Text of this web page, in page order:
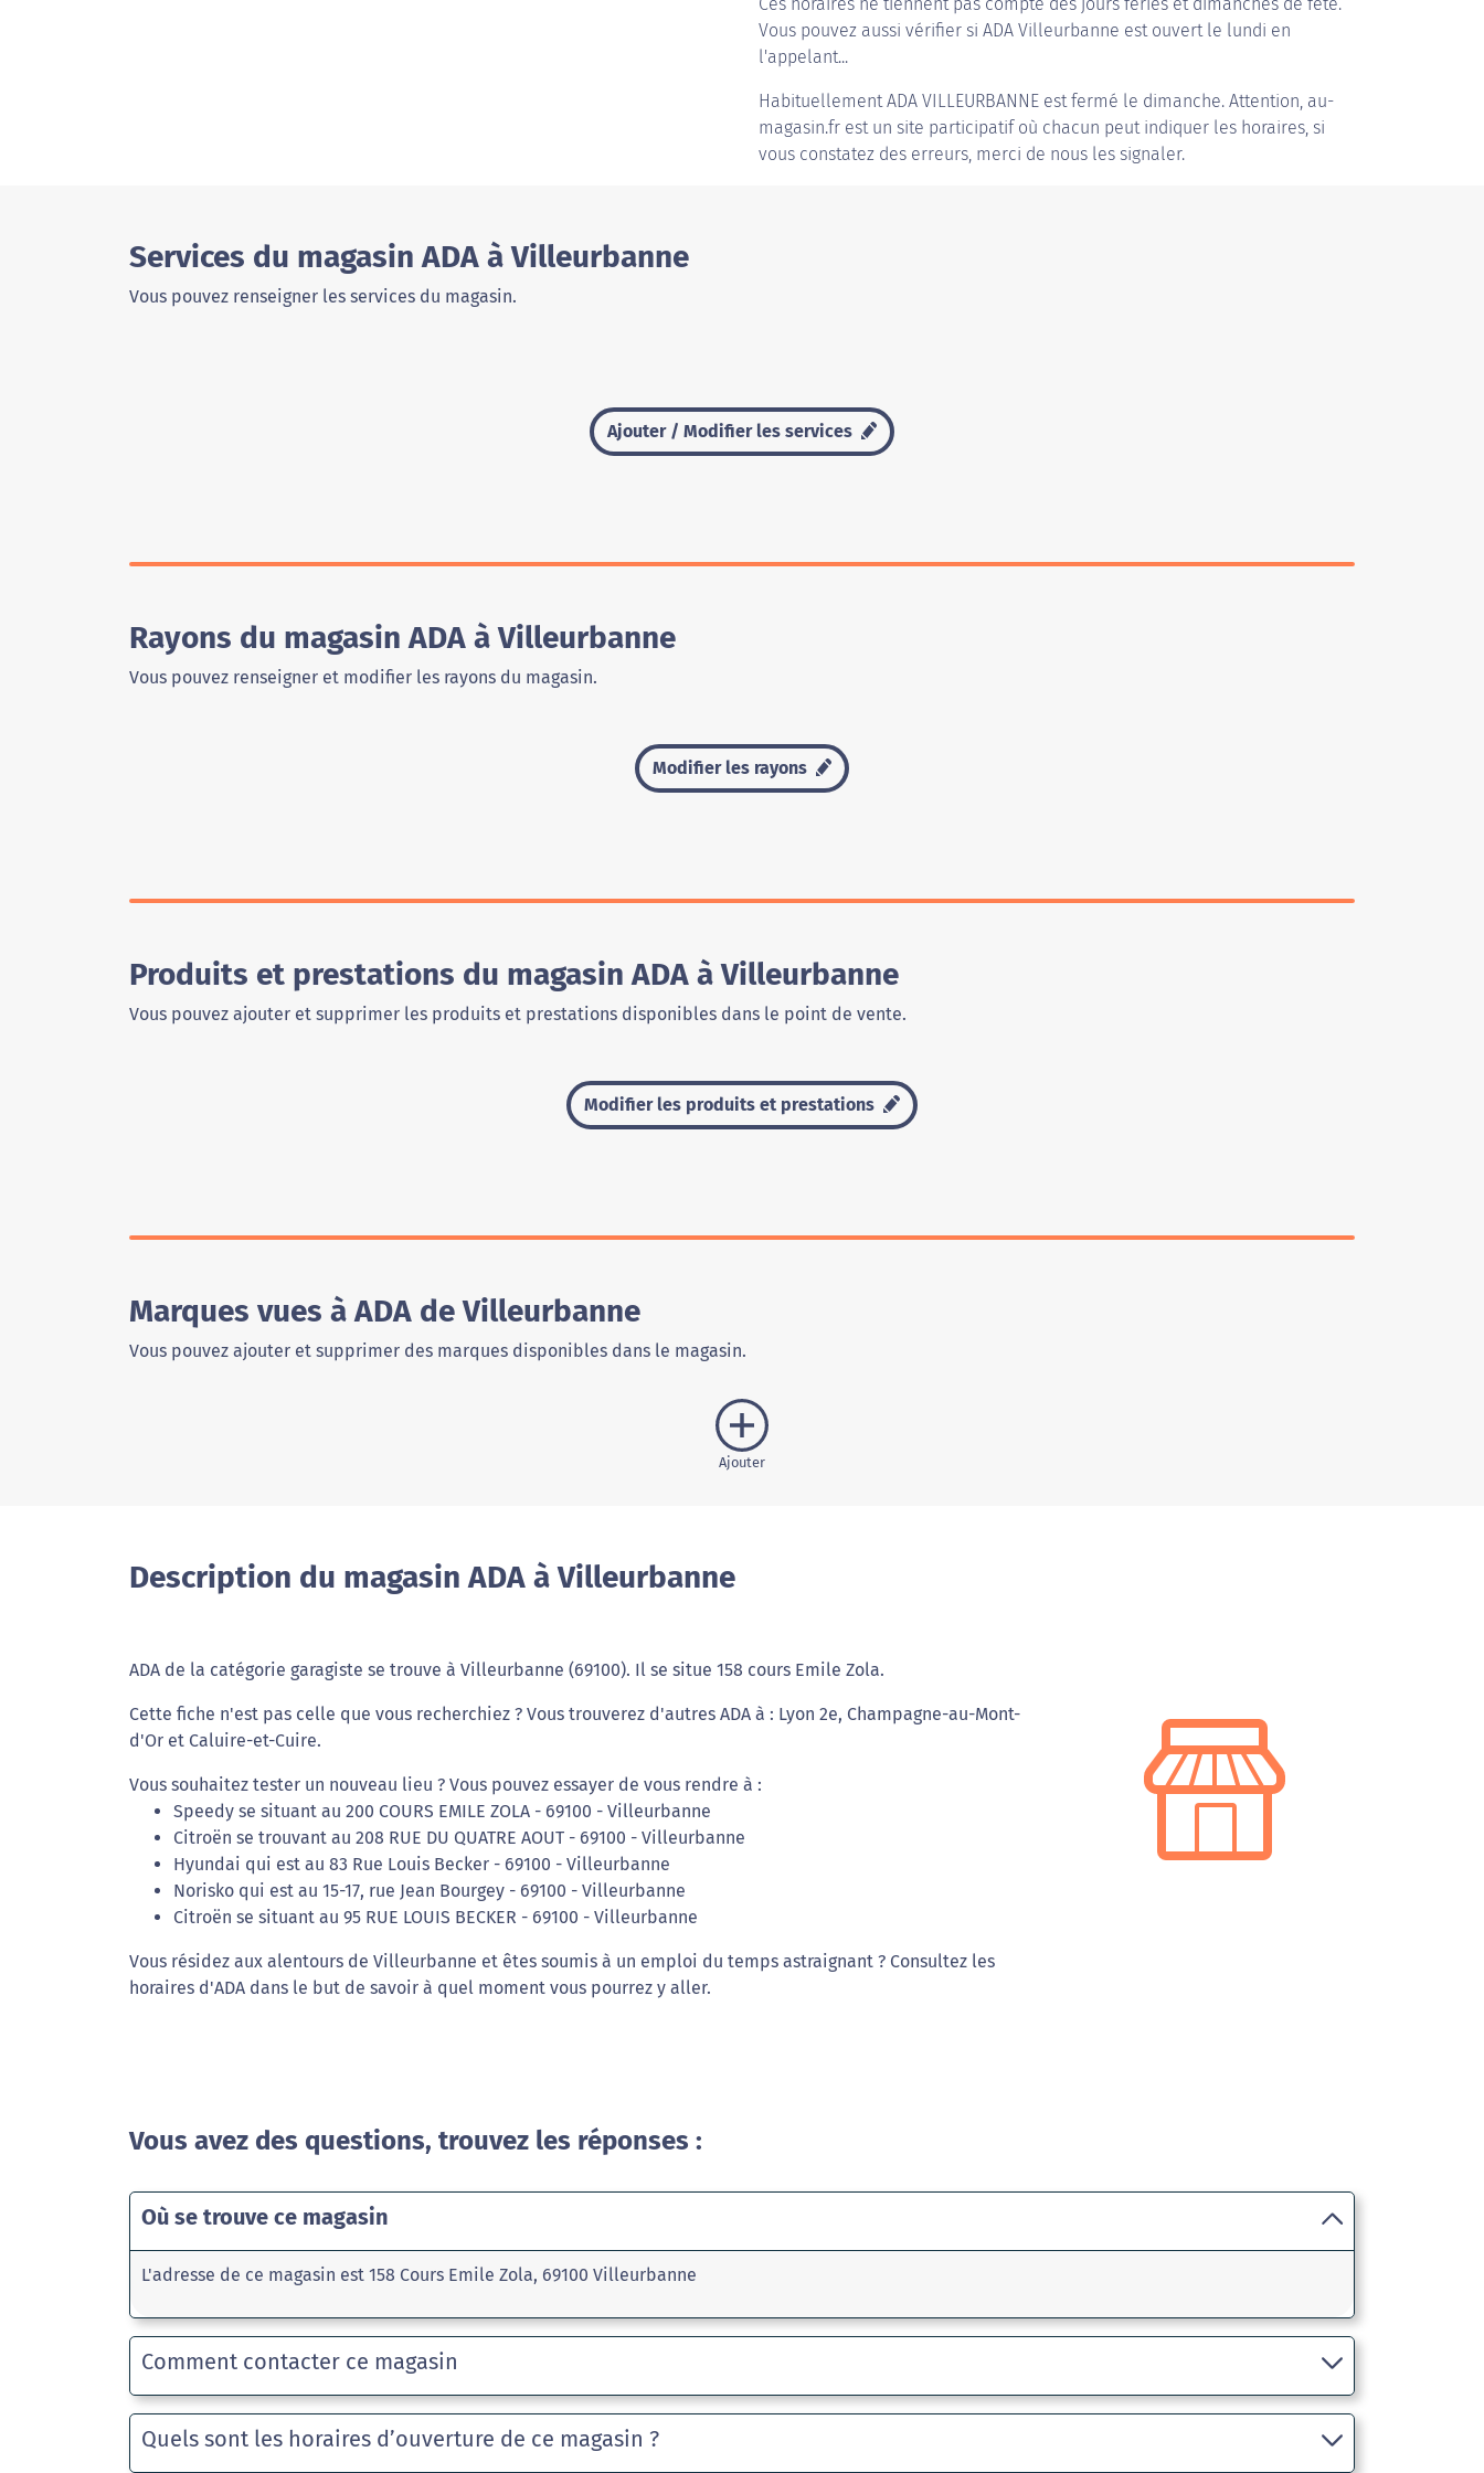
Vous pouvez aussi vérifier si ADA Villeurbanne est ouvert le lundi en
l'appelant...
HabituellementADA VILLEURBANNE est fermé le dimanche. Attention, au-
magasin.fr est un site participatif où chacun peut indiquer les horaires, si
vous constatez des erreurs, merci de nous les signaler.
Services du magasin ADA à Villeurbanne
Vous pouvez renseigner les services du magasin.
Ajouter / Modifier les services
Rayons du magasin ADA à Villeurbanne
Vous pouvez renseigner et modifier les rayons du magasin.
Modifier les rayons
Produits et prestations du magasin ADA à Villeurbanne
Vous pouvez ajouter et supprimer les produits et prestations disponibles dans le point de vente.
Modifier les produits et prestations
Marques vues à ADA de Villeurbanne
Vous pouvez ajouter et supprimer des marques disponibles dans le magasin.
Ajouter
Description du magasin ADA à Villeurbanne
ADA de la catégorie garagiste se trouve à Villeurbanne (69100). Il se situe 158 cours Emile Zola.
Cette fiche n'est pas celle que vous recherchiez ? Vous trouverez d'autres ADA à : Lyon 2e, Champagne-au-Mont-
d'Or et Caluire-et-Cuire.
Vous souhaitez tester un nouveau lieu ? Vous pouvez essayer de vous rendre à :
Speedy se situant au 200 COURS EMILE ZOLA - 69100 - Villeurbanne
Citroën se trouvant au 208 RUE DU QUATRE AOUT - 69100 - Villeurbanne
Hyundai qui est au 83 Rue Louis Becker - 69100 - Villeurbanne
Norisko qui est au 15-17, rue Jean Bourgey - 69100 - Villeurbanne
Citroën se situant au 95 RUE LOUIS BECKER - 69100 - Villeurbanne
Vous résidez aux alentours de Villeurbanne et êtes soumis à un emploi du temps astraignant ? Consultez les
horaires d'ADA dans le but de savoir à quel moment vous pourrez y aller.
Vous avez des questions, trouvez les réponses :
Où se trouve ce magasin
L'adresse de ce magasin est 158 Cours Emile Zola, 69100 Villeurbanne
Comment contacter ce magasin
Quels sont les horaires d’ouverture de ce magasin ?